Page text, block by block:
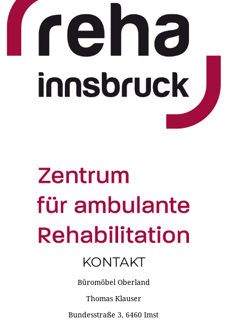
KONTAKT
Büromöbel Oberland
Thomas Klauser
Bundesstraße 3, 6460 Imst